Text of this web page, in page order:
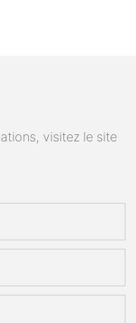
visitez le site